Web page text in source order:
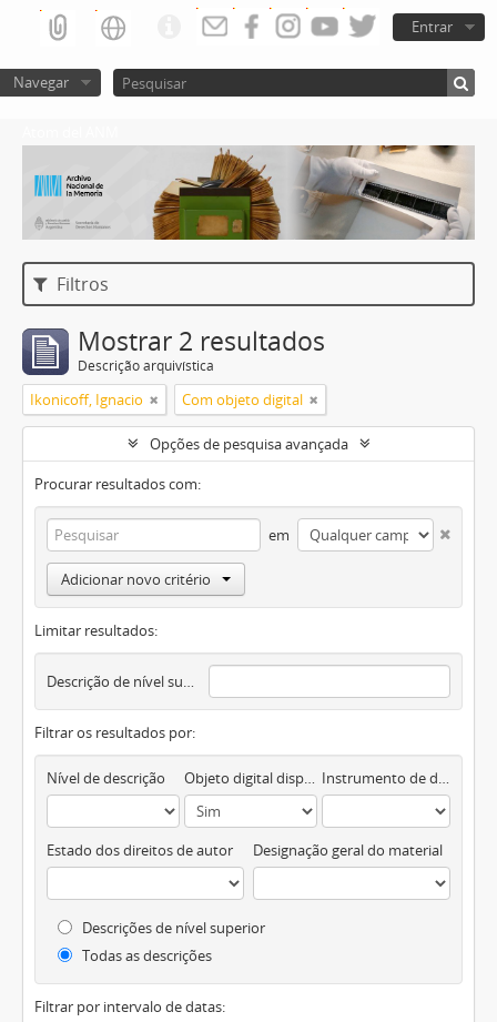
Entrar
Navegar
Filtros
Mostrar 2 resultados
Descrição arquivística
Ikonicoff, Ignacio Com objeto digital
Opções de pesquisa avançada
Procurar resultados com:
em
Adicionar novo critério
Limitar resultados:
Descrição de nível superior
Filtrar os resultados por:
Nível de descrição Objeto digital disponível Instrumento de descrição documental
Estado dos direitos de autor Designação geral do material
Descrições de nível superior
Todas as descrições
Filtrar por intervalo de datas: